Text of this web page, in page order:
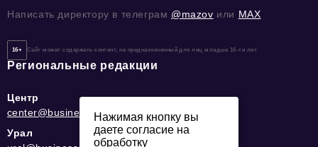
Написать директору в телеграм @mazov или MAX
16+ Сайт может содержать контент, не предназначенный для лиц младше 16-ти лет.
Региональные редакции
Центр
center@business-magazine.online
Урал
Нажимая кнопку вы
даете согласие на
обработку